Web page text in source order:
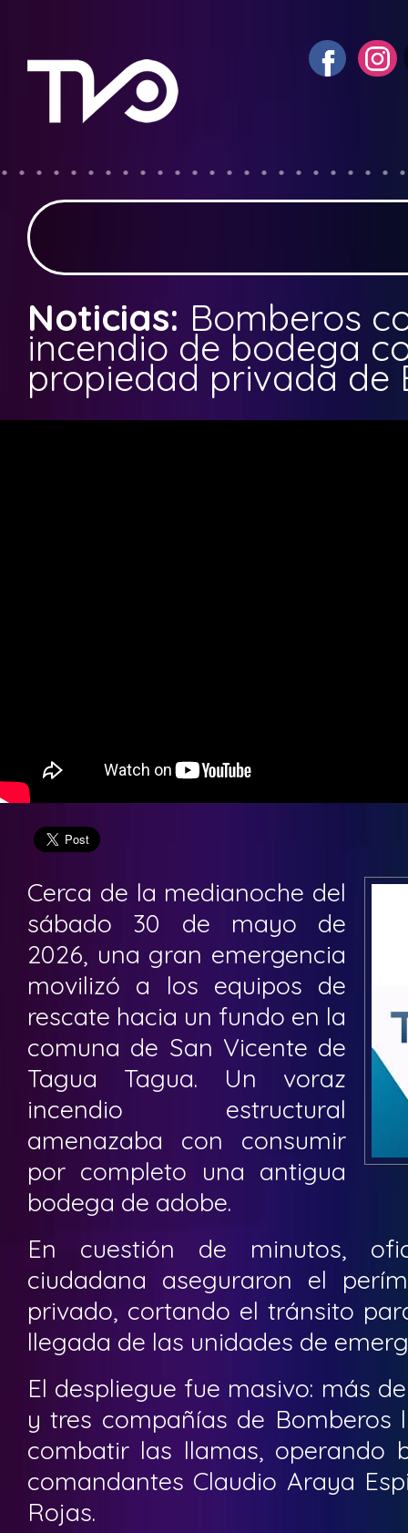
Noticias: Bomberos
incendio de bodega
propiedad privada de
Cerca de la medianoche del
sábado 30 de mayo de
2026, una gran emergencia
movilizó a los equipos de
rescate hacia un fundo en la
comuna de San Vicente de
Tagua Tagua. Un voraz
incendio estructural
amenazaba con consumir
por completo una antigua
bodega de adobe.
En cuestión de minutos,
ciudadana aseguraron el
privado, cortando el tránsito
llegada de las unidades de
El despliegue fue masivo: más
y tres compañías de Bomberos
combatir las llamas, operando
comandantes Claudio Araya
Rojas.